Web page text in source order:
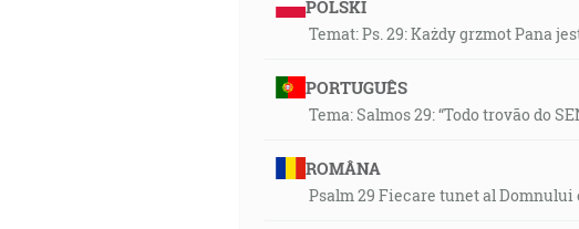
POLSKI
Temat: Ps. 29: Każdy grzmot Pana
PORTUGUÊS
Tema: Salmos 29: “Todo trovão do
ROMÂNA
Psalm 29 Fiecare tunet al